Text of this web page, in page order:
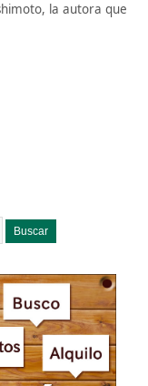
la autora que